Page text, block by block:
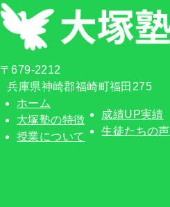
〒679-2212
兵庫県神崎郡福崎町福田275
ホーム
大塚塾の特徴
授業について
成績UP実績
生徒たちの声